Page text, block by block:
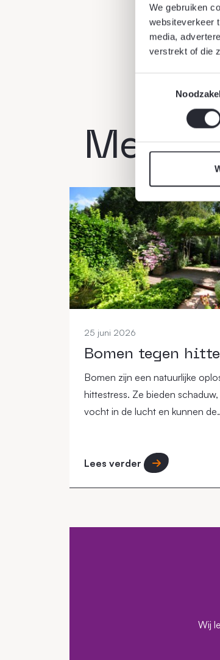
We gebruiken
websiteverkeer
media,
verstrekt of die
23
Meer
25 juni 2026
Bomen tegen
Bomen zijn een natuurlijke
hittestress. Ze bieden
vocht in de lucht en kunnen de
Lees verder
Wij